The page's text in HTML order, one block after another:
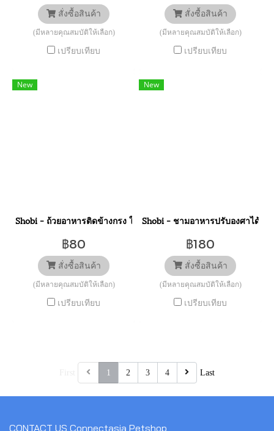
สั่งซื้อสินค้า
(มีหลายคุณสมบัติให้เลือก)
เปรียบเทียบ
สั่งซื้อสินค้า
(มีหลายคุณสมบัติให้เลือก)
เปรียบเทียบ
New
Shobi - ถ้วยอาหารติดข้างกรง ใช้สำหรับใส่อาหารและน้ำ ติดไว้ข้างก
฿80
สั่งซื้อสินค้า
(มีหลายคุณสมบัติให้เลือก)
เปรียบเทียบ
New
Shobi - ชามอาหารปรับองศาได้ ถ้
฿180
สั่งซื้อสินค้า
(มีหลายคุณสมบัติให้เลือก)
เปรียบเทียบ
1 2 3 4 Last
CONTACT US Connectasia Petshop